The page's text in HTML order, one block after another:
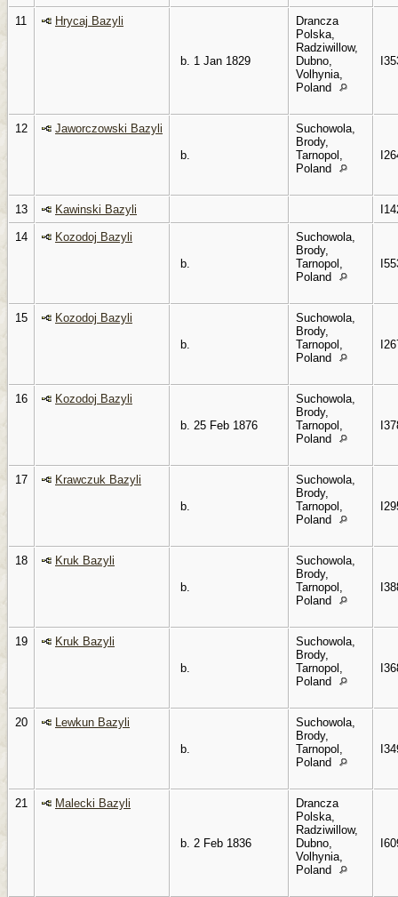
11 Hrycaj Bazyli
b. 1 Jan 1829
Drancza
Polska,
Radziwillow,
Dubno,
Volhynia,
Poland
12
Jaworczowski Bazyli
b.
Suchowola,
Brody,
Tarnopol,
Poland
13 Kawinski Bazyli
14
Kozodoj Bazyli
b.
Suchowola,
Brody,
Tarnopol,
Poland
15
Kozodoj Bazyli
b.
Suchowola,
Brody,
Tarnopol,
Poland
16
Kozodoj Bazyli
b. 25 Feb 1876
Suchowola,
Brody,
Tarnopol,
Poland
17
Krawczuk Bazyli
b.
Suchowola,
Brody,
Tarnopol,
Poland
18
Kruk Bazyli
b.
Suchowola,
Brody,
Tarnopol,
Poland
19
Kruk Bazyli
b.
Suchowola,
Brody,
Tarnopol,
Poland
20
Lewkun Bazyli
b.
Suchowola,
Brody,
Tarnopol,
Poland
21 Malecki Bazyli
b. 2 Feb 1836
Drancza
Polska,
Radziwillow,
Dubno,
Volhynia,
Poland